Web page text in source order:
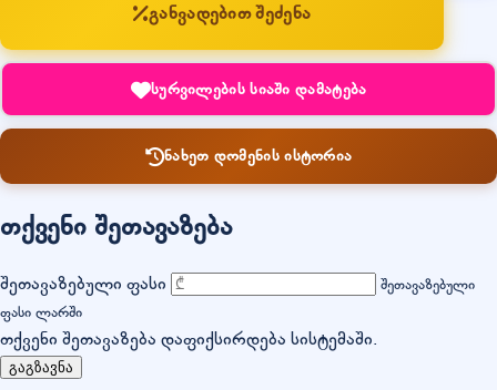
განვადებით შეძენა
სურვილების სიაში დამატება
ნახეთ დომენის ისტორია
თქვენი შეთავაზება
შეთავაზებული ფასი
შეთავაზებული
ფასი ლარში
თქვენი შეთავაზება დაფიქსირდება სისტემაში.
გაგზავნა